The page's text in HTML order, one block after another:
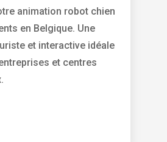
animation robot chien
en Belgique. Une
et interactive idéale
et centres